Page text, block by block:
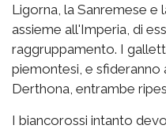
Ligorna, la Sanremese e
assieme all'Imperia, di
raggruppamento. I
piemontesi, e sfideranno
Derthona, entrambe
I biancorossi intanto